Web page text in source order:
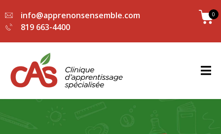
info@apprenonsensemble.com
819 663-4400
0